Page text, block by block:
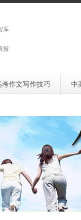
库
报
考作文写作技巧 中